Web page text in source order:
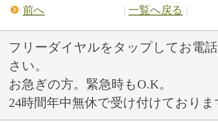
前へ | 一覧へ戻る |
フリーダイヤルをタップしてお電
さい。
お急ぎの方。緊急時もO.K。
24時間年中無休で受け付けておりま